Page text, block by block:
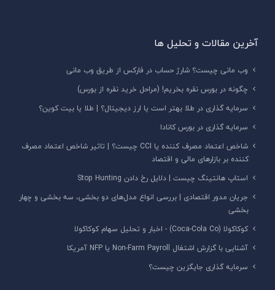
آخرین مقالات و تحلیل ها
وب مانی چیست؟ شارژ حساب در فارکس از طریق وب مانی
چگونه در بورس نقره بخریم! (مراحل خرید نقره از بورس)
سرمایه گذاری در طلا بهتر است یا ارز دیجیتال؟ | طلا یا بیت کوین؟
سرمایه گذاری در بورس کانادا
شاخص اعتماد مصرف کننده یا CCI چیست؟ | تاثیر شاخص اعتماد مصرف
کننده بر بازارهای مالی و اقتصاد
استاپ هانتینگ چیست | دلایل رخ دادن Stop Hunting
جریان مدور اقتصادی | بررسی انواع مدل‌های دو بخشی، سه بخشی و چهار
بخشی
کوکاکولا (Coca-Cola Co) - اخبار و تحلیل سهام کوکاکولا
آشنایی با گزارش اشتغال Non-Farm Payroll یا NFP آمریکا
سرمایه گذاری جایگزین چیست؟